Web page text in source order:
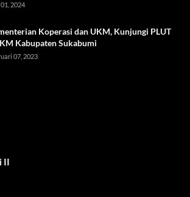
2024
Koperasi dan UKM, Kunjungi PLUT
Kabupaten Sukabumi
07, 2023
II